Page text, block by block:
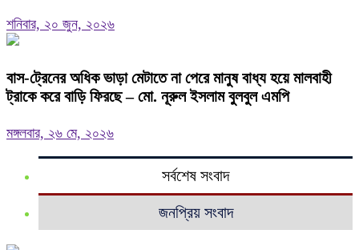
শনিবার, ২০ জুন, ২০২৬
বাস-ট্রেনের অধিক ভাড়া মেটাতে না পেরে মানুষ বাধ্য হয়ে মালবাহী
ট্রাকে করে বাড়ি ফিরছে – মো. নূরুল ইসলাম বুলবুল এমপি
মঙ্গলবার, ২৬ মে, ২০২৬
সর্বশেষ সংবাদ
জনপ্রিয় সংবাদ